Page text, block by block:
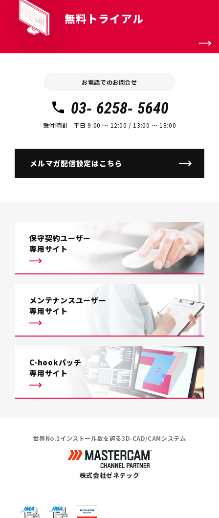
無料トライアル
お電話でのお問合せ
03- 6258- 5640
受付時間 平日 9:00 〜 12:00 / 13:00 〜 18:00
メルマガ配信設定はこちら
保守契約ユーザー
専用サイト
メンテナンスユーザー
専用サイト
C-hookパッチ
専用サイト
世界No.1インストール数を誇る3D-CAD/CAMシステム
株式会社ゼネテック